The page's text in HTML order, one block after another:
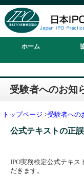
ホーム
受験者へのお知
トップページ >受験者への
公式テキストの正誤
IPO実務検定公式テキ
だきます。